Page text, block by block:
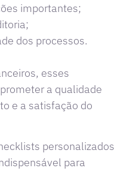
importantes;
dos processos.
esses
a qualidade
e a satisfação do
personalizados
para